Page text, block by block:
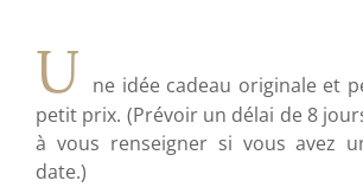
U ne idée cadeau originale et
petit prix. (Prévoir un délai de 8
à vous renseigner si vous avez
date.)